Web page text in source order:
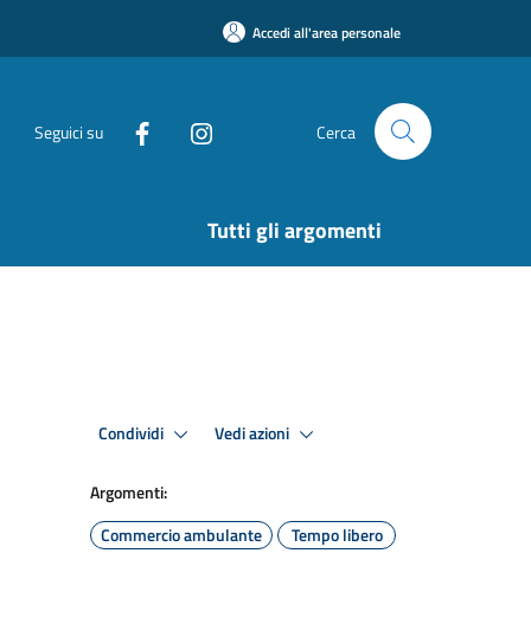
Accedi all'area personale
Seguici su Cerca
Tutti gli argomenti
Condividi Vedi azioni
Argomenti:
Commercio ambulante
Tempo libero